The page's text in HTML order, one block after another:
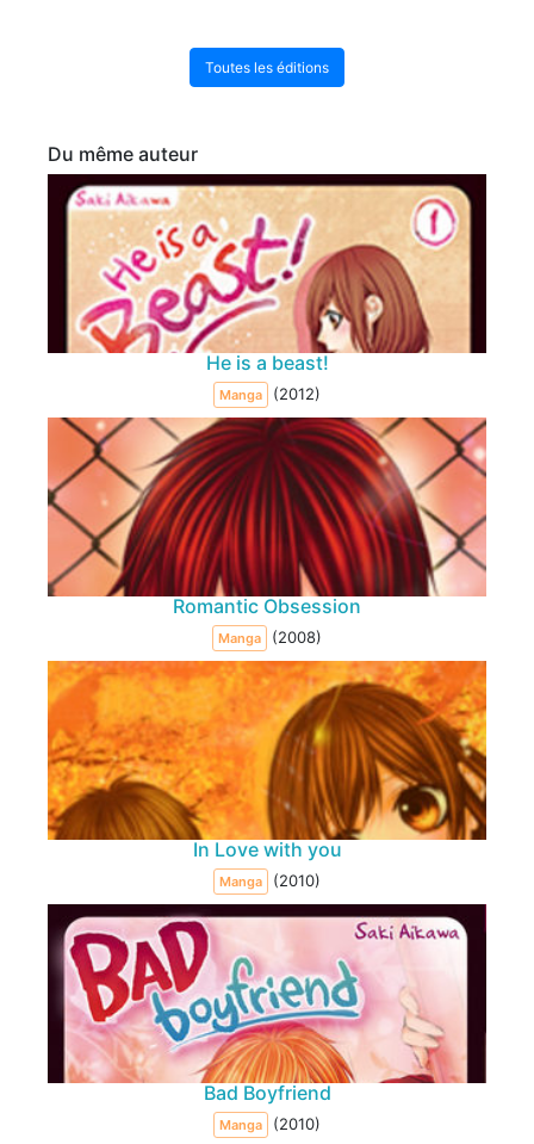
Toutes les éditions
Du même auteur
He is a beast!
Manga (2012)
Romantic Obsession
Manga (2008)
In Love with you
Manga (2010)
Bad Boyfriend
Manga (2010)